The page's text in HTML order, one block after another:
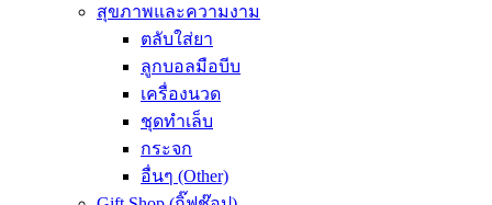
สุขภาพและความงาม
ตลับใส่ยา
ลูกบอลมือบีบ
เครื่องนวด
ชุดทำเล็บ
กระจก
อื่นๆ (Other)